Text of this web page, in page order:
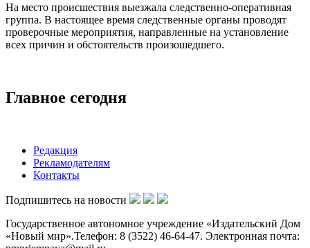
На место происшествия выезжала следственно-оперативная
группа. В настоящее время следственные органы проводят
проверочные мероприятия, направленные на установление
всех причин и обстоятельств произошедшего.
Главное сегодня
Редакция
Рекламодателям
Контакты
Подпишитесь на новости
Государственное автономное учреждение «Издательский Дом
«Новый мир».Телефон: 8 (3522) 46-64-47. Электронная почта: